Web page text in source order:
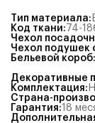
Тип материала:
Код ткани: 74-
Чехол
Чехол подушек
Бельевой короб:
Декоративные
Комплектация:
Страна-
Гарантия:18